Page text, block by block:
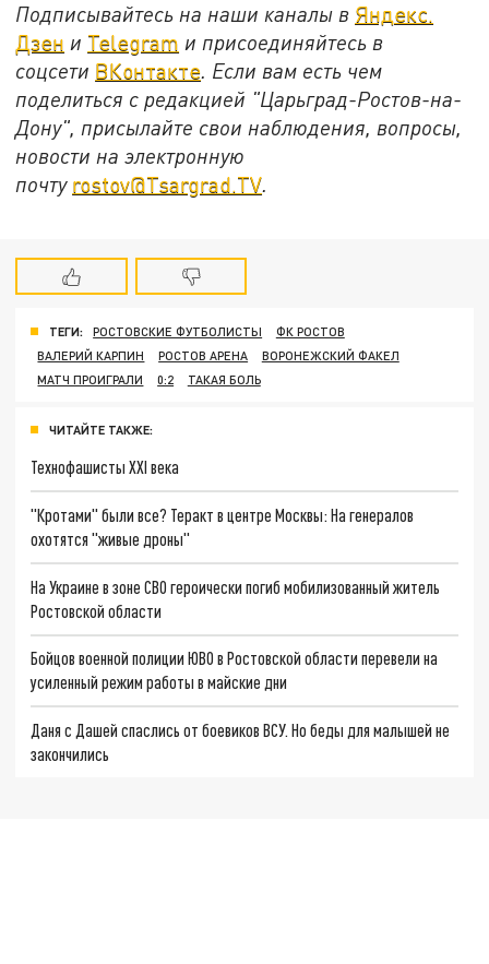
Подписывайтесь на наши каналы в Яндекс.
Дзен и Telegram и присоединяйтесь в
соцсети ВКонтакте. Если вам есть чем
поделиться с редакцией "Царьград-Ростов-на-
Дону", присылайте свои наблюдения, вопросы,
новости на электронную
почту rostov@Tsargrad.ТV.
ТЕГИ: РОСТОВСКИЕ ФУТБОЛИСТЫ
ФК РОСТОВ
ВАЛЕРИЙ КАРПИН
РОСТОВ АРЕНА
ВОРОНЕЖСКИЙ ФАКЕЛ
МАТЧ ПРОИГРАЛИ
0:2 ТАКАЯ БОЛЬ
ЧИТАЙТЕ ТАКЖЕ:
Технофашисты XXI века
"Кротами" были все? Теракт в центре Москвы: На генералов
охотятся "живые дроны"
На Украине в зоне СВО героически погиб мобилизованный житель
Ростовской области
Бойцов военной полиции ЮВО в Ростовской области перевели на
усиленный режим работы в майские дни
Даня с Дашей спаслись от боевиков ВСУ. Но беды для малышей не
закончились